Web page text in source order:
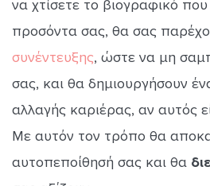
να χτίσετε το βιογραφικό
προσόντα σας, θα σας
συνέντευξης, ώστε να μη
σας, και θα δημιουργήσουν
αλλαγής καριέρας, αν αυτός
Με αυτόν τον τρόπο θα
αυτοπεποίθησή σας και θα